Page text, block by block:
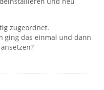
zugeordnet.
ging das einmal und dann